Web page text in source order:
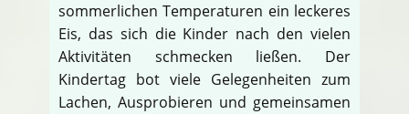
sommerlichen Temperaturen ein leckeres
Eis, das sich die Kinder nach den vielen
Aktivitäten schmecken ließen. Der
Kindertag bot viele Gelegenheiten zum
Lachen, Ausprobieren und gemeinsamen